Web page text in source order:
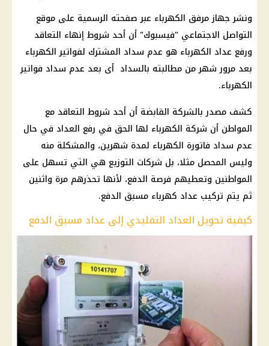
ونشر جهاز مرفق الكهرباء عبر صفحته الرسمية على موقع
التواصل الاجتماعي "فيسبوك" أن أحد شروط إنهاء التعاقد
ورفع عداد الكهرباء هو عدم سداد المشترك لفواتير الكهرباء
بعد مرور شهر من مطالبته بالسداد أى بعد عدم سداد فواتير
الكهرباء.
كشف مصدر بالشركة القابضة أن أحد شروط التعاقد مع
المواطن أن شركة الكهرباء لها الحق في رفع العداد في حال
عدم سداد فاتورة الكهرباء لمدة شهرين، والمشكلة منه
وليس المحصل مثلا، بل شركات التوزيع هي التي تسهل على
المواطنين وتعطيهم فرصة الدفع، لأنها تحذرهم مرة واثنين
ثم يتم تركيب عداد كهرباء مسبق الدفع.
كيفية تحويل العداد التقليدي إلى عداد مسبق الدفع